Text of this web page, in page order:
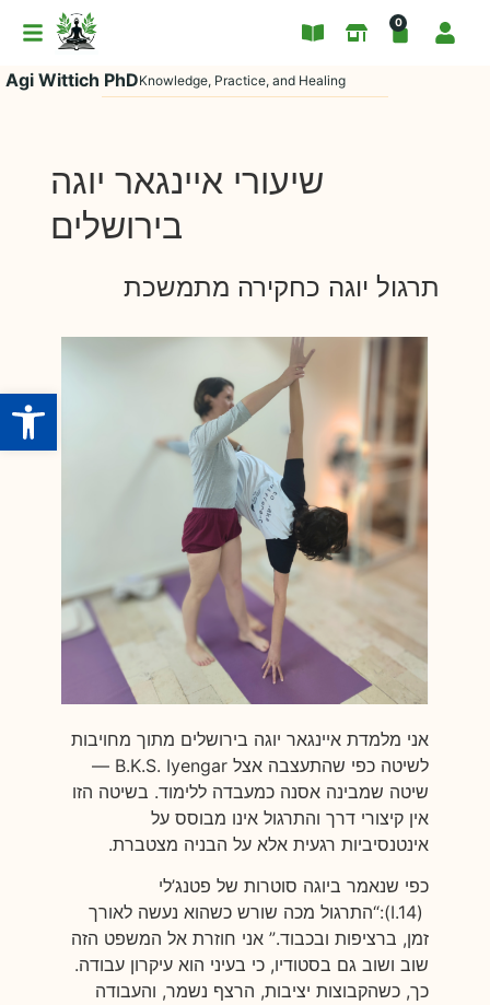
Open toolbar
0
Agi Wittich PhDKnowledge, Practice, and Healing
שיעורי איינגאר יוגה
בירושלים
תרגול יוגה כחקירה מתמשכת
אני מלמדת איינגאר יוגה בירושלים מתוך מחויבות
לשיטה כפי שהתעצבה אצל B.K.S. Iyengar —
שיטה שמבינה אסנה כמעבדה ללימוד. בשיטה הזו
אין קיצורי דרך והתרגול אינו מבוסס על
אינטנסיביות רגעית אלא על הבניה מצטברת.
כפי שנאמר ביוגה סוטרות של פטנג’לי
(I.14):“התרגול מכה שורש כשהוא נעשה לאורך
זמן, ברציפות ובכבוד.” אני חוזרת אל המשפט הזה
שוב ושוב גם בסטודיו, כי בעיני הוא עיקרון עבודה.
כך, כשהקבוצות יציבות, הרצף נשמר, והעבודה